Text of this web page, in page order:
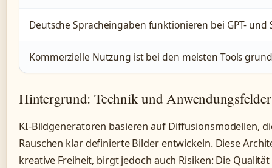
Deutsche Spracheingaben funktionieren bei GPT-
Kommerzielle Nutzung ist bei den meisten Tools
Hintergrund: Technik und Anwendungsfelder
KI-Bildgeneratoren basieren auf Diffusionsmodellen,
Rauschen klar definierte Bilder entwickeln. Diese
kreative Freiheit, birgt jedoch auch Risiken: Die